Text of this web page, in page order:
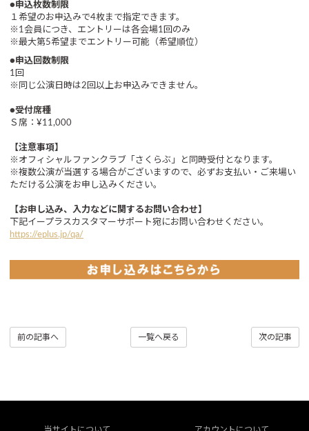
●申込枚数制限
１希望のお申込みで4枚まで指定できます。
※1会員につき、エントリーは各会場1回のみ
※最大第5希望までエントリー可能（希望順位）
●申込回数制限
1回
※同じ公演日時は2回以上お申込みできません。
●受付席種
Ｓ席：¥11,000
【注意事項】
※オフィシャルファンクラブ「さくらぶ」と同時受付となります。
※複数公演が当選する場合がございますので、必ずお支払い・ご来場い
ただける公演をお申し込みください。
【お申し込み、入力などに関するお問い合わせ】
下記イープラスカスタマーサポート宛にお問い合わせください。
https://eplus.jp/qa/
前の記事へ 一覧へ戻る 次の記事
当サイトについて アカウントについて